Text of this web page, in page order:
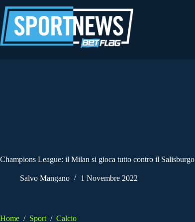
al
contenuto
Champions League: il Milan si gioca tutto contro il Salisburgo
Salvo Mangano 1 Novembre 2022
Home / Sport / Calcio